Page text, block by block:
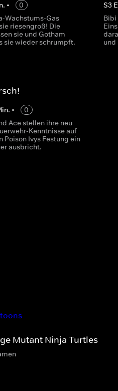
•
0
Wachstums-Gas
riesengroß! Die
sie und Gotham
sie wieder schrumpft.
S3
Bibi
und
•
0
Ace stellen ihre neu
Kenntnisse auf
Poison Ivys Festung ein
ausbricht.
Mutant Ninja Turtles